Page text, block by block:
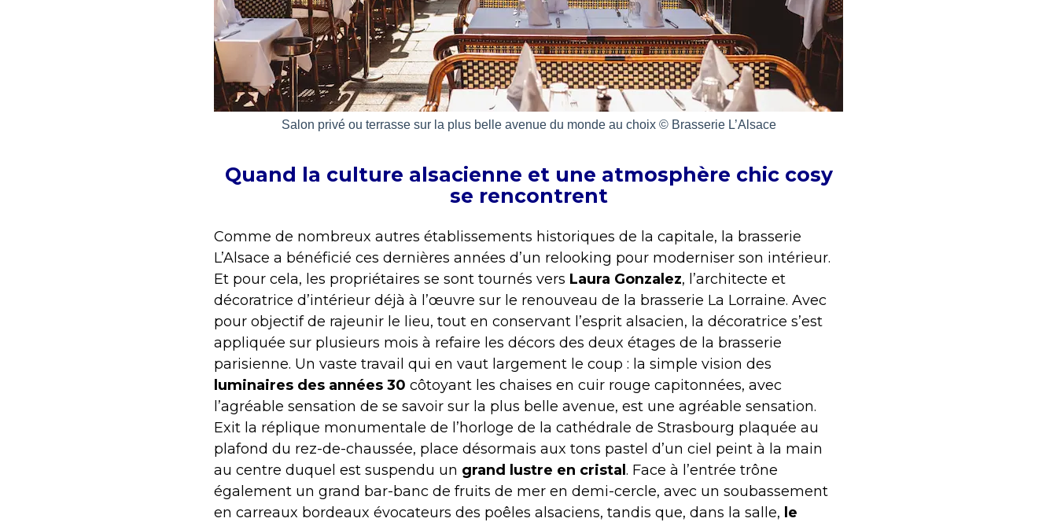
Salon privé ou terrasse sur la plus belle avenue du monde au choix © Brasserie L’Alsace
Quand la culture alsacienne et une atmosphère chic cosy
se rencontrent
Comme de nombreux autres établissements historiques de la capitale, la brasserie
L’Alsace a bénéficié ces dernières années d’un relooking pour moderniser son intérieur.
Et pour cela, les propriétaires se sont tournés vers Laura Gonzalez, l’architecte et
décoratrice d’intérieur déjà à l’œuvre sur le renouveau de la brasserie La Lorraine. Avec
pour objectif de rajeunir le lieu, tout en conservant l’esprit alsacien, la décoratrice s’est
appliquée sur plusieurs mois à refaire les décors des deux étages de la brasserie
parisienne. Un vaste travail qui en vaut largement le coup : la simple vision des
luminaires des années 30 côtoyant les chaises en cuir rouge capitonnées, avec
l’agréable sensation de se savoir sur la plus belle avenue, est une agréable sensation.
Exit la réplique monumentale de l’horloge de la cathédrale de Strasbourg plaquée au
plafond du rez-de-chaussée, place désormais aux tons pastel d’un ciel peint à la main
au centre duquel est suspendu un grand lustre en cristal. Face à l’entrée trône
également un grand bar-banc de fruits de mer en demi-cercle, avec un soubassement
en carreaux bordeaux évocateurs des poêles alsaciens, tandis que, dans la salle, le